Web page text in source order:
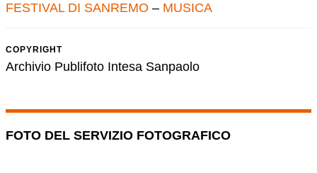
FESTIVAL DI SANREMO – MUSICA
COPYRIGHT
Archivio Publifoto Intesa Sanpaolo
FOTO DEL SERVIZIO FOTOGRAFICO